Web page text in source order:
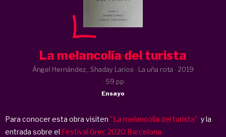
La melancolía del turista
Ángel Hernández,, Shaday Larios · La uña rota · 2019
· 59 pp
Ensayo
Para conocer esta obra visiten "La melancolía del turista" y la
entrada sobre el Festival Grec 2020 Barcelona